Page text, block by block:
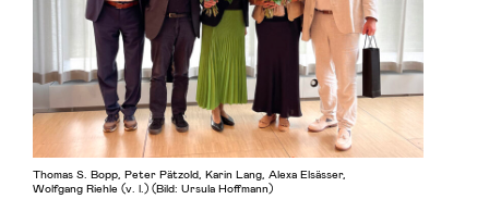
Thomas S. Bopp, Peter Pätzold, Karin Lang, Alexa Elsässer,
Wolfgang Riehle (v. l.) (Bild: Ursula Hoffmann)